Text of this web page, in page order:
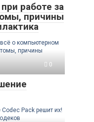
работе за
причины
всё о компьютерном
причины
0
Pack решит их!